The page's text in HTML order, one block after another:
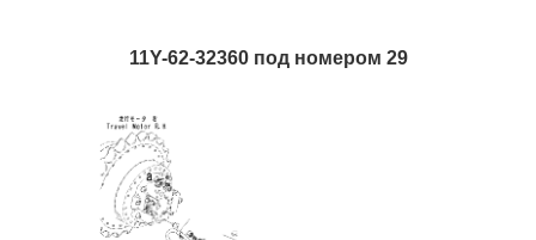
11Y-62-32360 под номером 29